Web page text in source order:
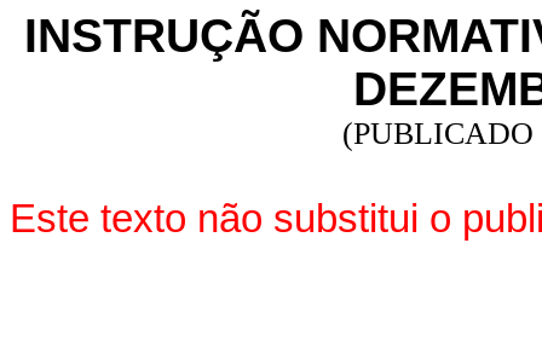
INSTRUÇÃO
(PUBLICADO
Este texto não substitui o